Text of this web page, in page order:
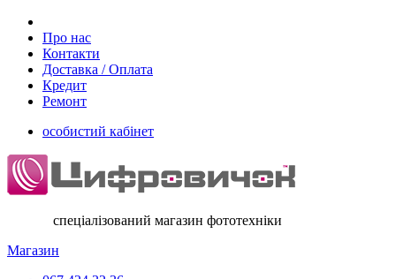
Про нас
Контакти
Доставка / Оплата
Кредит
Ремонт
особистий кабінет
спеціалізований магазин фототехніки
Магазин